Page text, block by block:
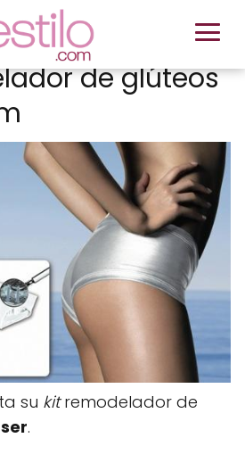
de glúteos
su kitremodelador de
.